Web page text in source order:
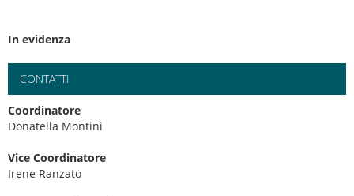
In evidenza
CONTATTI
Coordinatore
Donatella Montini
Vice Coordinatore
Irene Ranzato